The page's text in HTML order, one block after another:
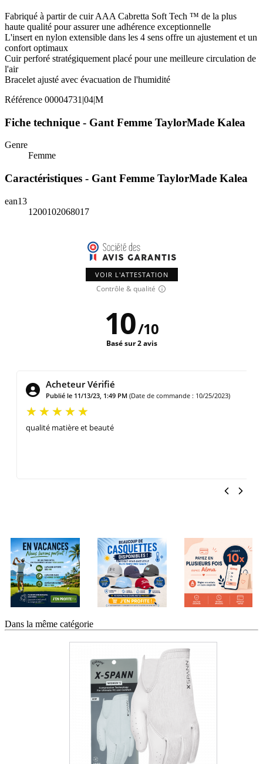
Fabriqué à partir de cuir AAA Cabretta Soft Tech ™ de la plus
haute qualité pour assurer une adhérence exceptionnelle
L'insert en nylon extensible dans les 4 sens offre un ajustement et un
confort optimaux
Cuir perforé stratégiquement placé pour une meilleure circulation de
l'air
Bracelet ajusté avec évacuation de l'humidité
Référence 00004731|04|M
Fiche technique - Gant Femme TaylorMade Kalea
Genre
Femme
Caractéristiques - Gant Femme TaylorMade Kalea
ean13
1200102068017
VOIR L'ATTESTATION
Contrôle & qualité
10/10
Basé sur 2 avis
Acheteur Vérifié
Publié le 9/8/22, 7:48 AM (Date de commande : 8/27/2022)
Dans la même catégorie